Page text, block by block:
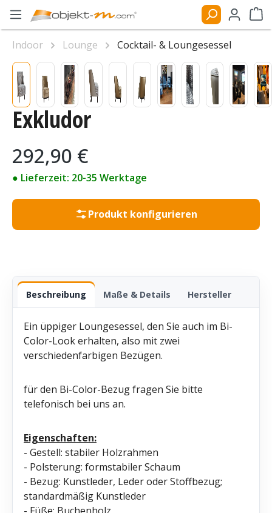
Zum Hauptinhalt springen
Exkludor
Regulärer Preis:
292,90 €
● Lieferzeit: 20-35 Werktage
Produkt konfigurieren
Beschreibung Maße & Details Hersteller
Ein üppiger Loungesessel, den Sie auch im Bi-
Color-Look erhalten, also mit zwei
verschiedenfarbigen Bezügen.
für den Bi-Color-Bezug fragen Sie bitte
telefonisch bei uns an.
Eigenschaften:
- Gestell: stabiler Holzrahmen
- Polsterung: formstabiler Schaum
- Bezug: Kunstleder, Leder oder Stoffbezug;
standardmäßig Kunstleder
Indoor Lounge
Cocktail- & Loungesessel
Bildergalerie überspringen